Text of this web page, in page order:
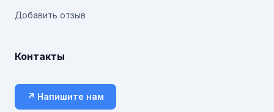
Добавить отзыв
Контакты
↗ Напишите нам